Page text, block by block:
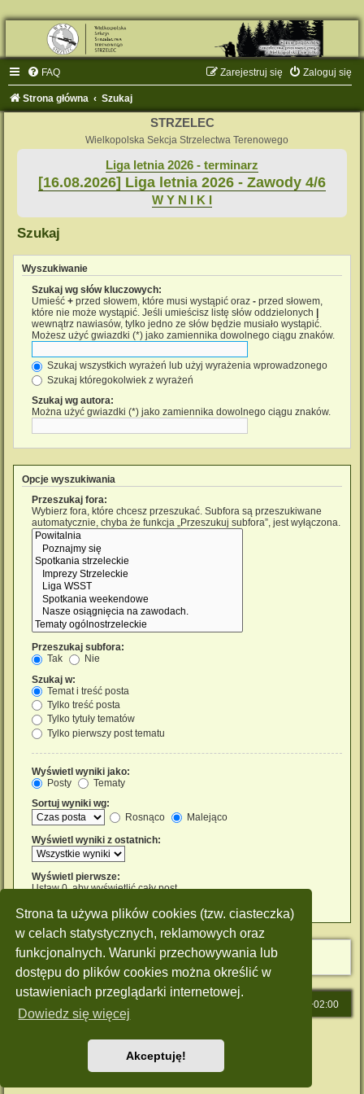
Strona ta używa plików cookies (tzw. ciasteczka)
w celach statystycznych, reklamowych oraz
funkcjonalnych. Warunki przechowywania lub
dostępu do plików cookies można określić w
ustawieniach przeglądarki internetowej.
Dowiedz się więcej
Akceptuję!
FAQ Zaloguj się
Zarejestruj się
Strona główna Szukaj
STRZELEC
Wielkopolska Sekcja Strzelectwa Terenowego
Liga letnia 2026 - terminarz
[16.08.2026] Liga letnia 2026 - Zawody 4/6
W Y N I K I
Szukaj
Wyszukiwanie
Szukaj wg słów kluczowych:
Umieść + przed słowem, które musi wystąpić oraz - przed słowem,
które nie może wystąpić. Jeśli umieścisz listę słów oddzielonych
wewnątrz nawiasów, tylko jedno ze słów będzie musiało wystąpić.
Możesz użyć gwiazdki (*) jako zamiennika dowolnego ciągu znaków.
Szukaj wszystkich wyrażeń lub użyj wyrażenia wprowadzonego
Szukaj któregokolwiek z wyrażeń
Szukaj wg autora:
Można użyć gwiazdki (*) jako zamiennika dowolnego ciągu znaków.
Opcje wyszukiwania
Przeszukaj fora:
Wybierz fora, które chcesz przeszukać. Subfora są przeszukiwane
automatycznie, chyba że funkcja „Przeszukuj subfora”, jest wyłączona.
Przeszukaj subfora:
Tak
Nie
Szukaj w:
Temat i treść posta
Tylko treść posta
Tylko tytuły tematów
Tylko pierwszy post tematu
Wyświetl wyniki jako:
Posty
Tematy
Sortuj wyniki wg:
Rosnąco
Malejąco
Wyświetl wyniki z ostatnich:
Wyświetl pierwsze:
Ustaw 0, aby wyświetlić cały post.
UTC+02:00
Style: Green-Style by Joyce&LunaphpBB-Style-Design
Zasady ochrony danych osobowych |Regulamin